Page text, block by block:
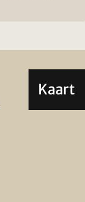
Kaart